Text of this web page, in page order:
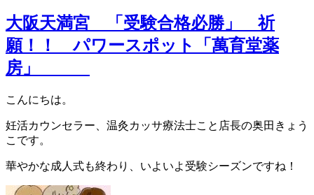
大阪天満宮 「受験合格必勝」 祈
願！！ パワースポット「萬育堂薬
房」
こんにちは。
妊活カウンセラー、温灸カッサ療法士こと店長の奥田きょう
こです。
華やかな成人式も終わり、いよいよ受験シーズンですね！